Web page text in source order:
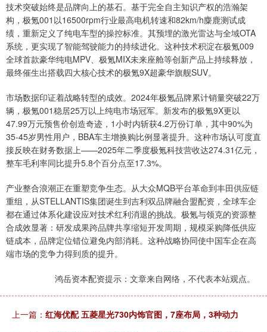
技术突破始终是品牌向上的基石。基于完全自主知识产权的浩瀚架
构，极氪001以16500rpm行业最高电机转速和82km/h麋鹿测试成
绩，重新定义了纯电车型的操控标准。其预埋的激光雷达与全域OTA
系统，更实现了智能驾驶能力的持续进化。这种技术积淀在极氪009
全球首款豪华纯电MPV、极氪MIX未来座舱等创新产品上持续释放，
最终催生出搭载四大核心技术的极氪9X超豪华旗舰SUV。
市场数据印证着战略转型的成效。2024年极氪品牌累计销量突破22万
辆，极氪001稳居25万以上纯电市场冠军。新发布的极氪9X更以
47.99万元预售价创造奇迹，1小时内斩获4.2万份订单，其中90%为
35-45岁男性用户，BBA车主增换购比例显著提升。这种市场认可度直
接反映在财务数据上——2025年二季度极氪科技营收达274.31亿元，
整车毛利率同比提升5.8个百分点至17.3%。
产业整合浪潮正在重塑竞争生态。从大众MQB平台革命到丰田供应链
重组，从STELLANTIS集团诞生到吉利双品牌融合盟配资，全球车企
都在通过体系化建设应对技术红利消退的挑战。极氪与领克的资源整
合成效显著：研发成果跨品牌共享缩短开发周期，规模采购降低供应
链成本，品牌定位错位避免内部消耗。这种战略协同使中国车企在高
端市场的竞争力得到质的提升。
鸿岳资本配资提示：文章来自网络，不代表本站观点。
上一篇： 红海优配 五菱星光730内饰官图，7座布局，3种动力